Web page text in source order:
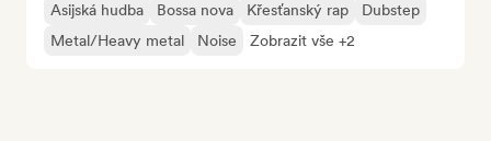
Asijská hudba Bossa nova Křesťanský rap
Dubstep
Metal/Heavy metal
Noise Zobrazit vše +2